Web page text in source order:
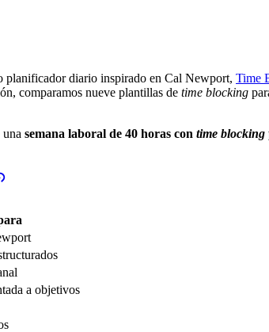
planificador diario inspirado en Cal Newport, Time
comparamos nueve plantillas de time blocking
una semana laboral de 40 horas con time blocking
a objetivos